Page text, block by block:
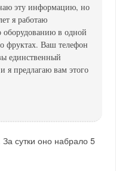
эту информацию, но
я работаю
в одной
фруктах. Ваш телефон
единственный
я предлагаю вам этого
сутки оно набрало 5